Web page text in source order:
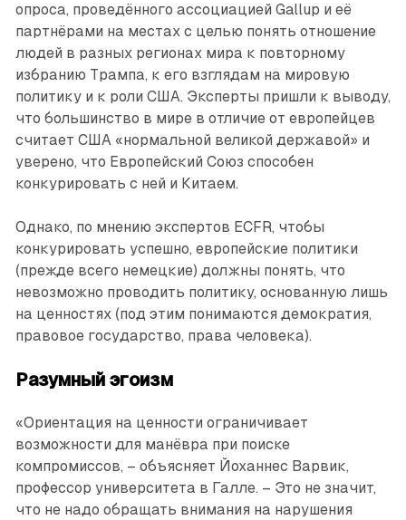
опроса, проведённого ассоциацией Gallup и её
партнёрами на местах с целью понять отношение
людей в разных регионах мира к повторному
избранию Трампа, к его взглядам на мировую
политику и к роли США. Эксперты пришли к выводу,
что большинство в мире в отличие от европейцев
считает США «нормальной великой державой» и
уверено, что Европейский Союз способен
конкурировать с ней и Китаем.
Однако, по мнению экспертов ECFR, чтобы
конкурировать успешно, европейские политики
(прежде всего немецкие) должны понять, что
невозможно проводить политику, основанную лишь
на ценностях (под этим понимаются демократия,
правовое государство, права человека).
Разумный эгоизм
«Ориентация на ценности ограничивает
возможности для манёвра при поиске
компромиссов, – объясняет Йоханнес Варвик,
профессор университета в Галле. – Это не значит,
что не надо обращать внимания на нарушения